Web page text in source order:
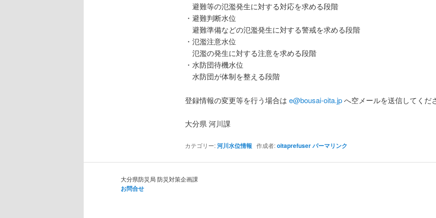
避難等の氾濫発生に対する対応を求める段階
・避難判断水位
避難準備などの氾濫発生に対する警戒を求める段階
・氾濫注意水位
氾濫の発生に対する注意を求める段階
・水防団待機水位
水防団が体制を整える段階
登録情報の変更等を行う場合は e@bousai-oita.jpへ空メールを送信してくだ
大分県 河川課
カテゴリー:河川水位情報 作成者:oitaprefuserパーマリンク
大分県防災局 防災対策企画課
お問合せ